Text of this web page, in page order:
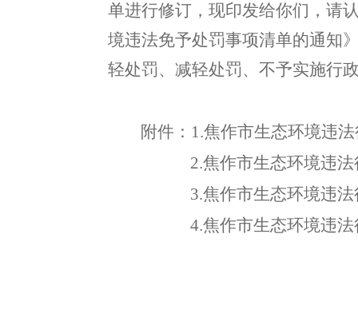
单进行修订，现印发给你们 ， 请
境违法免予处罚事项清单的通知
轻处罚、减轻处罚、不予实施行
附件： 1.焦作市生态环境违
2.焦作市生态环境违法
3.焦作市生态环境违
4.焦作市生态环境违